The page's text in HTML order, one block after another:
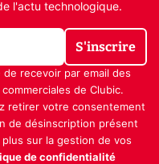
l'actu technologique.
S'inscrire
de recevoir par email des
de Clubic.
retirer votre consentement
de désinscription présent
sur la gestion de vos
de confidentialité